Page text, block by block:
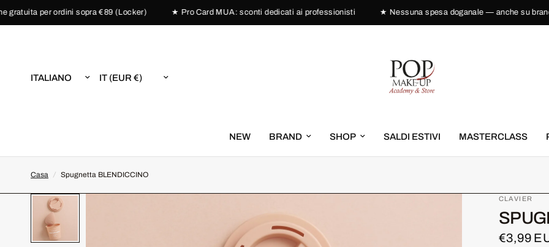
per ordini sopra €89 (Locker) ★ Pro Card MUA: sconti dedicati ai professionisti ★ Nessuna spesa doganale — anche su brand
Aggiorna
paese/area
Aggiorna
paese/area
NEW BRAND SHOP SALDI ESTIVI MASTERCLASS
Casa / Spugnetta BLENDICCINO
CLAVIER
€3,99